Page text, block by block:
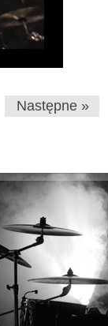
Następne »